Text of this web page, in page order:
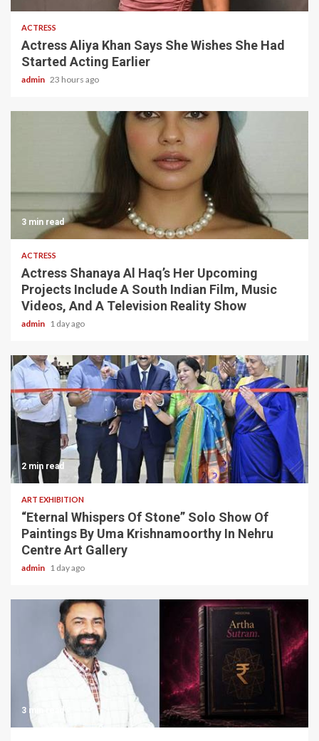
ACTRESS
Actress Aliya Khan Says She Wishes She Had
Started Acting Earlier
admin 23 hours ago
3 min read
ACTRESS
Actress Shanaya Al Haq’s Her Upcoming
Projects Include A South Indian Film, Music
Videos, And A Television Reality Show
admin 1 day ago
2 min read
ART EXHIBITION
“Eternal Whispers Of Stone” Solo Show Of
Paintings By Uma Krishnamoorthy In Nehru
Centre Art Gallery
admin 1 day ago
3 min read